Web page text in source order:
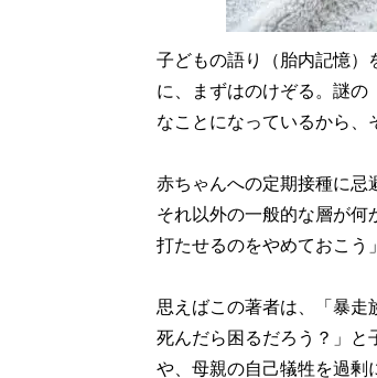
子どもの語り（胎内記憶）
に、まずはのけぞる。謎の
なことになっているから、
赤ちゃんへの定期接種に
それ以外の一般的な層が何
打たせるのをやめておこう
思えばこの著者は、「暴走
死んだら困るだろう？」と
や、母親の自己犠牲を過剰